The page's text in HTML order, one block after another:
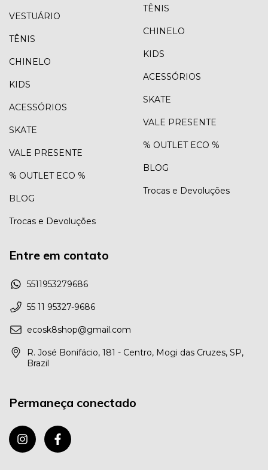
VESTUÁRIO
TÊNIS
CHINELO
KIDS
ACESSÓRIOS
SKATE
VALE PRESENTE
% OUTLET ECO %
BLOG
Trocas e Devoluções
TÊNIS
CHINELO
KIDS
ACESSÓRIOS
SKATE
VALE PRESENTE
% OUTLET ECO %
BLOG
Trocas e Devoluções
Entre em contato
5511953279686
55 11 95327-9686
ecosk8shop@gmail.com
R. José Bonifácio, 181 - Centro, Mogi das Cruzes, SP,
Brazil
Permaneça conectado